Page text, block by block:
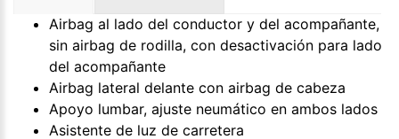
Airbag al lado del conductor y del acompañante,
sin airbag de rodilla, con desactivación para lado
del acompañante
Airbag lateral delante con airbag de cabeza
Apoyo lumbar, ajuste neumático en ambos lados
Asistente de luz de carretera